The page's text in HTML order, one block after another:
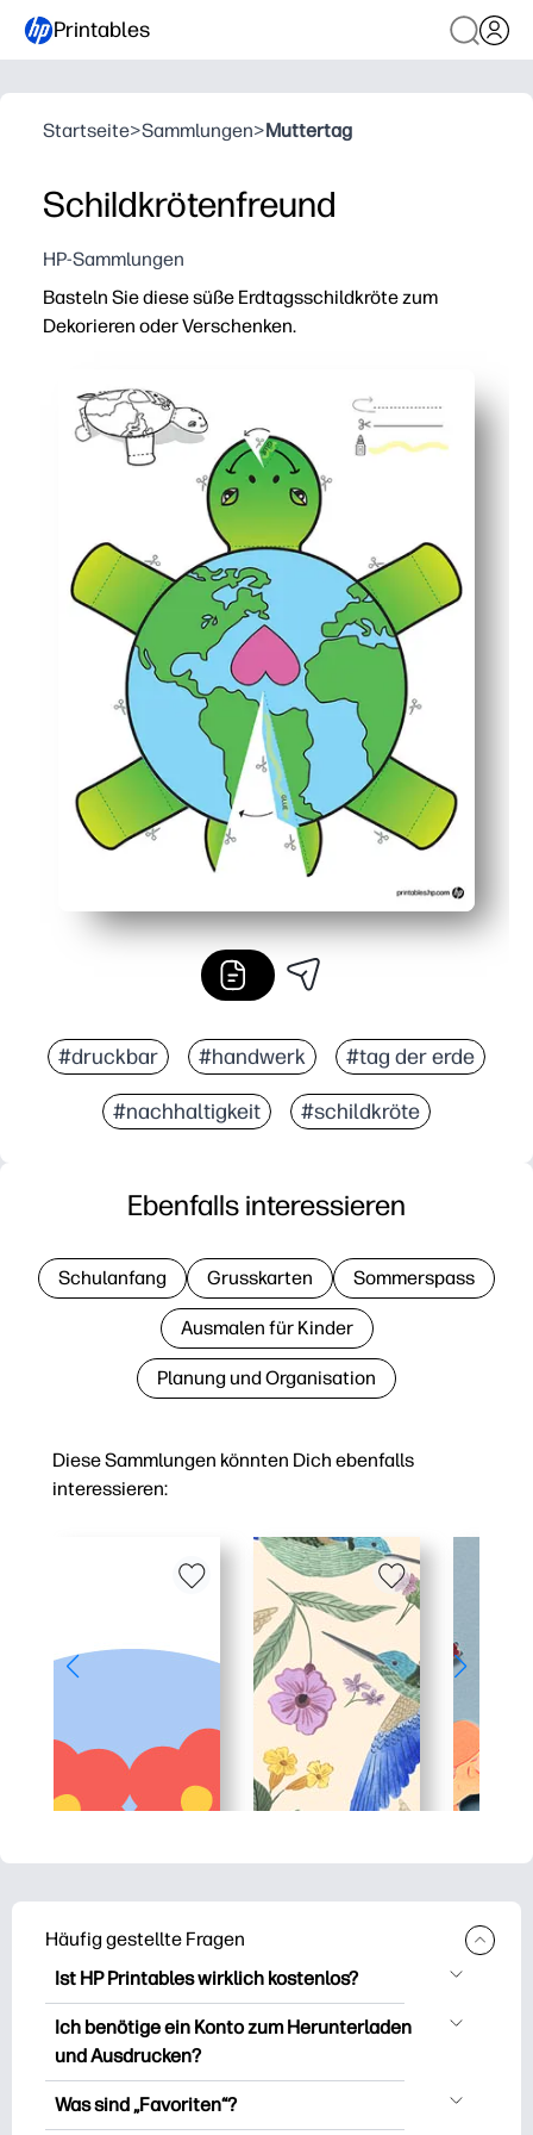
Printables
Startseite>Sammlungen>Muttertag
Schildkrötenfreund
HP-Sammlungen
Basteln Sie diese süße Erdtagsschildkröte zum
Dekorieren oder Verschenken.
#druckbar #handwerk #tag der erde
#nachhaltigkeit #schildkröte
Diese Sammlungen könnten Dich ebenfalls
interessieren:
Ebenfalls interessieren
Schulanfang Grusskarten Sommerspass
Ausmalen für Kinder
Planung und Organisation
Häufig gestellte Fragen
Ist HP Printables wirklich kostenlos?
HP Printables bietet über 2.500
kostenlose Vorlagen zum Herunterladen
Vorlagen, unterhaltsame Arbeitsblätter
Ich benötige ein Konto zum Herunterladen
und Ausdrucken?
Sie können es erkunden und drucken,
Was sind „Favoriten“?